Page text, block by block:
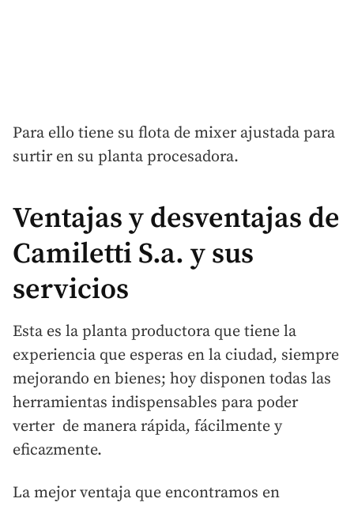
Para ello tiene su flota de mixer ajustada para
surtir en su planta procesadora.
Ventajas y desventajas de
Camiletti S.a. y sus
servicios
Esta es la planta productora que tiene la
experiencia que esperas en la ciudad, siempre
mejorando en bienes; hoy disponen todas las
herramientas indispensables para poder
verter de manera rápida, fácilmente y
eficazmente.
La mejor ventaja que encontramos en